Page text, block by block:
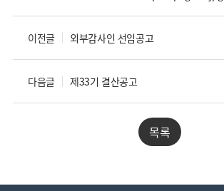
이전글 외부감사인 선임공고
다음글 제33기 결산공고
목록